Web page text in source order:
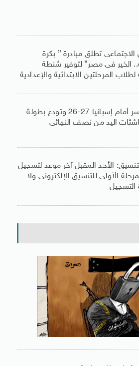
الاجتماعى تطلق مبادرة ” بكرة
الخير فى مصر” لتوفير شنطة
المرحلتين الابتدائية والإعدادية
مصر تخسر أمام إسبانيا 27-26 وتودع بطولة
اليد من نصف النهائى
الأحد المقبل آخر موعد لتسجيل
الأولى للتنسيق الإلكترونى ولا
التسجيل